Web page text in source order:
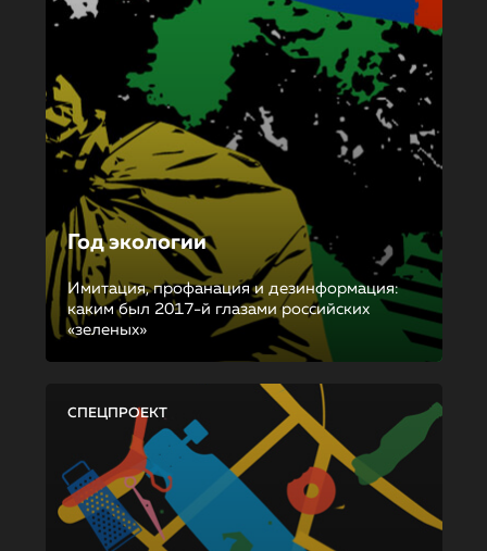
Год экологии
Имитация, профанация и дезинформация:
каким был 2017-й глазами российских
«зеленых»
СПЕЦПРОЕКТ